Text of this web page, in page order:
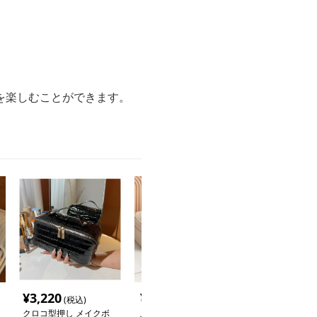
しむことができます。
¥3,220(税込)
クロコ型押し メイクボ
¥
上品な大容量化粧品収納